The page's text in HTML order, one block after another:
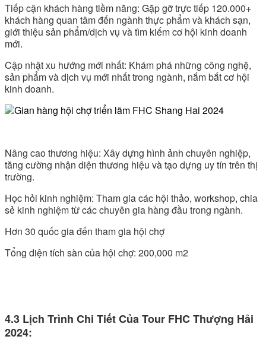
Tiếp cận khách hàng tiềm năng: Gặp gỡ trực tiếp 120.000+
khách hàng quan tâm đến ngành thực phẩm và khách sạn,
giới thiệu sản phẩm/dịch vụ và tìm kiếm cơ hội kinh doanh
mới.
Cập nhật xu hướng mới nhất: Khám phá những công nghệ,
sản phẩm và dịch vụ mới nhất trong ngành, nắm bắt cơ hội
kinh doanh.
Nâng cao thương hiệu: Xây dựng hình ảnh chuyên nghiệp,
tăng cường nhận diện thương hiệu và tạo dựng uy tín trên thị
trường.
Học hỏi kinh nghiệm: Tham gia các hội thảo, workshop, chia
sẻ kinh nghiệm từ các chuyên gia hàng đầu trong ngành.
Hơn 30 quốc gia đến tham gia hội chợ
Tổng diện tích sàn của hội chợ: 200,000 m2
4.3 Lịch Trình Chi Tiết Của Tour FHC Thượng Hải
2024: